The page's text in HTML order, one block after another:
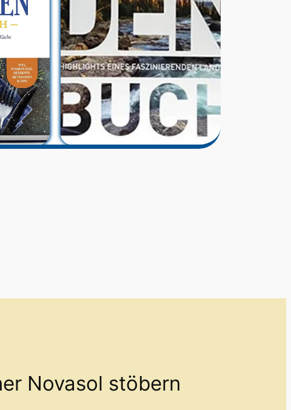
Novasol stöbern